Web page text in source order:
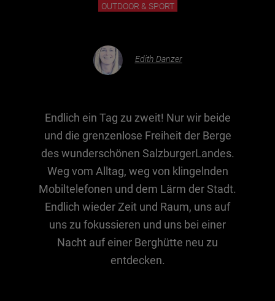
Nachhaltigkeit
Sehenswürdig
Kunst & Kultur
OUTDOOR & SPORT
Edith Danzer
Endlich ein Tag zu zweit! Nur wir beide
und die grenzenlose Freiheit der Berge
des wunderschönen SalzburgerLandes.
Weg vom Alltag, weg von klingelnden
Mobiltelefonen und dem Lärm der Stadt.
Endlich wieder Zeit und Raum, uns auf
uns zu fokussieren und uns bei einer
Nacht auf einer Berghütte neu zu
entdecken.